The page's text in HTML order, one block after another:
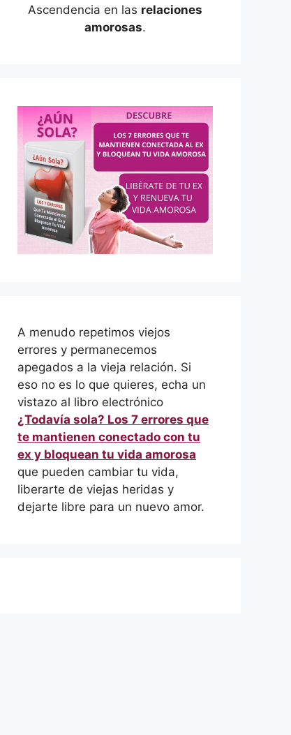
Ascendencia en las relaciones
amorosas.
A menudo repetimos viejos
errores y permanecemos
apegados a la vieja relación. Si
eso no es lo que quieres, echa un
vistazo al libro electrónico
¿Todavía sola? Los 7 errores que
te mantienen conectado con tu
ex y bloquean tu vida amorosa
que pueden cambiar tu vida,
liberarte de viejas heridas y
dejarte libre para un nuevo amor.